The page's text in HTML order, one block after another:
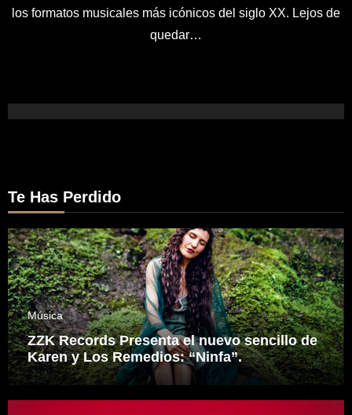
los formatos musicales más icónicos del siglo XX. Lejos de
quedar…
Te Has Perdido
Música
ZZK Records Presenta el nuevo sencillo de
Karen y Los Remedios: “Ninfa”.